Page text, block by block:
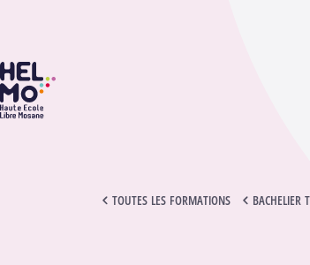
HELMo
TOUTES LES FORMATIONS BACHELIER
UE13 COMPTABILITÉ PAR ORDINATEUR